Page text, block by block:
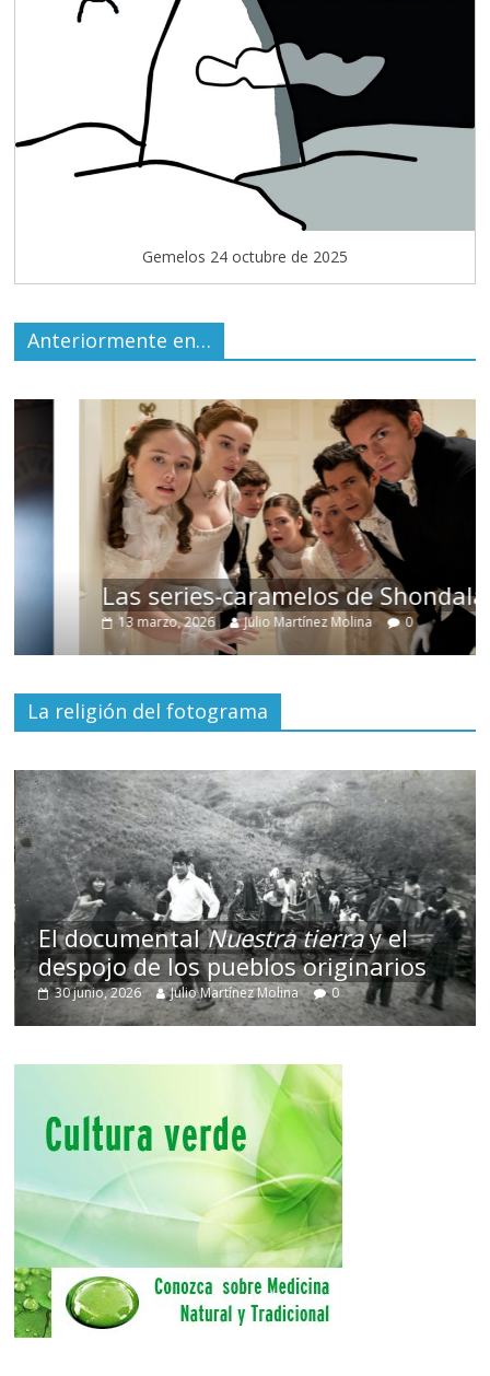
Gemelos 24 octubre de 2025
Anteriormente en…
Las series-caramelos de Shondaland
13 marzo, 2026 Julio Martínez Molina 0
La religión del fotograma
El documentalNuestra tierray el
despojo de los pueblos originarios
30 junio, 2026 Julio Martínez Molina 0